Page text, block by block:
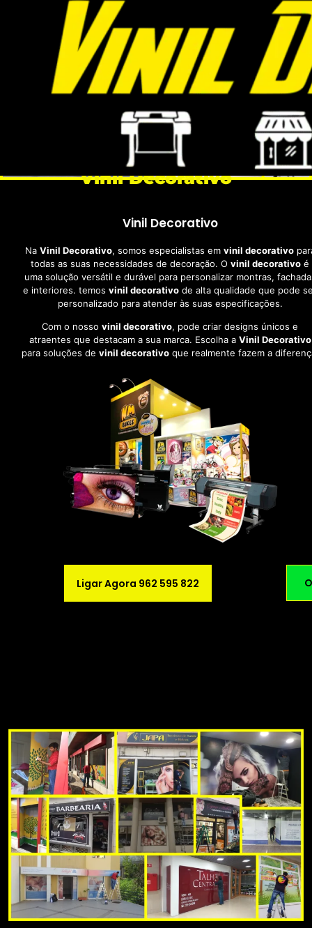
Vinil Decorativo
Vinil Decorativo
Na Vinil Decorativo, somos especialistas em vinil decorativo
todas as suas necessidades de decoração. O vinil decorativo é
uma solução versátil e durável para personalizar montras,
e interiores. temos vinil decorativo de alta qualidade que pode
personalizado para atender às suas especificações.
Com o nosso vinil decorativo, pode criar designs únicos e
atraentes que destacam a sua marca. Escolha a Vinil Decorativo
para soluções de vinil decorativoque realmente fazem a
Ligar Agora 962 595 822